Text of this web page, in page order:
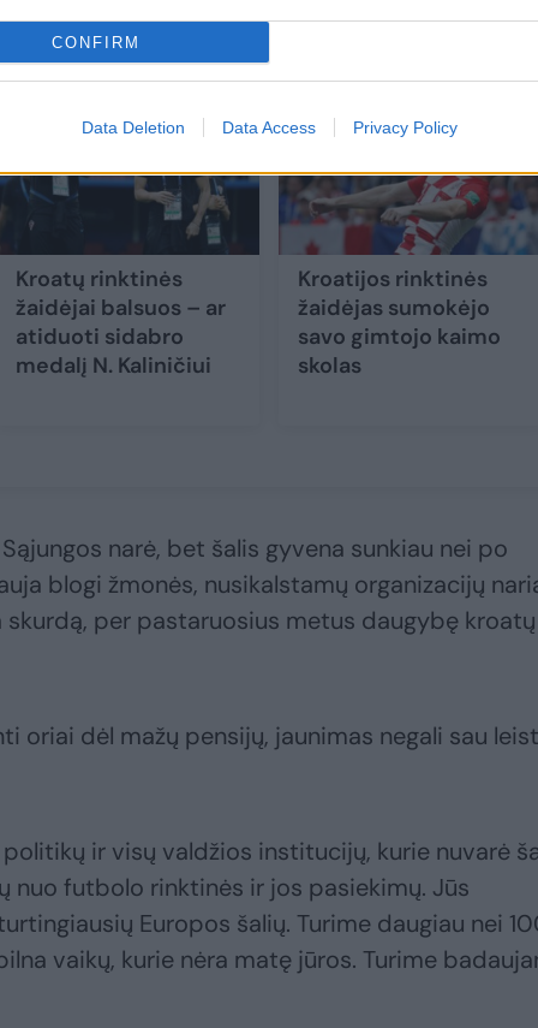
CONFIRM
Data Deletion Data Access Privacy Policy
Kroatų rinktinės
žaidėjai balsuos – ar
atiduoti sidabro
medalį N. Kaliničiui
Kroatijos rinktinės
žaidėjas sumokėjo
savo gimtojo kaimo
skolas
narė, bet šalis gyvena sunkiau nei po
blogi žmonės, nusikalstamų organizacijų
per pastaruosius metus daugybę kroatų
oriai dėl mažų pensijų, jaunimas negali sau
ir visų valdžios institucijų, kurie nuvarė
nuo futbolo rinktinės ir jos pasiekimų. Jūs
Europos šalių. Turime daugiau nei
vaikų, kurie nėra matę jūros. Turime